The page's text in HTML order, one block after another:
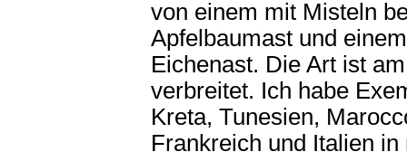
von einem mit Misteln
Apfelbaumast und
Eichenast. Die Art ist
verbreitet. Ich habe
Kreta, Tunesien,
Frankreich und Italien in